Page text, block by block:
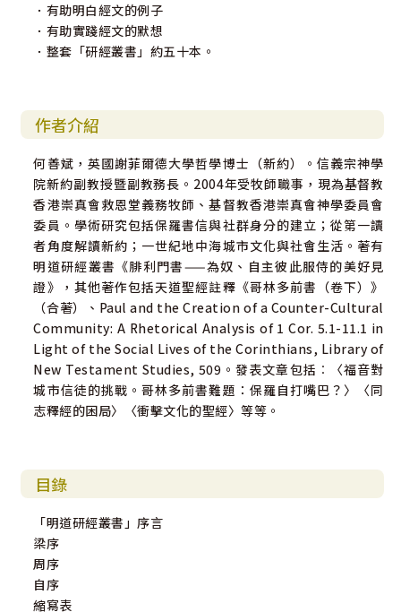
．有助明白經文的例子
．有助實踐經文的默想
．整套「研經叢書」約五十本。
作者介紹
何善斌，英國謝菲爾德大學哲學博士（新約）。信義宗神學
院新約副教授暨副教務長。2004年受牧師職事，現為基督教
香港崇真會救恩堂義務牧師、基督教香港崇真會神學委員會
委員。學術研究包括保羅書信與社群身分的建立；從第一讀
者角度解讀新約；一世紀地中海城市文化與社會生活。著有
明道研經叢書《腓利門書——為奴、自主彼此服侍的美好見
證》，其他著作包括天道聖經註釋《哥林多前書（卷下）》
（合著）、Paul and the Creation of a Counter-Cultural
Community: A Rhetorical Analysis of 1 Cor. 5.1-11.1 in
Light of the Social Lives of the Corinthians, Library of
New Testament Studies, 509。發表文章包括︰〈福音對
城市信徒的挑戰。哥林多前書難題：保羅自打嘴巴？〉〈同
志釋經的困局〉〈衝擊文化的聖經〉等等。
目錄
「明道研經叢書」序言
梁序
周序
自序
縮寫表